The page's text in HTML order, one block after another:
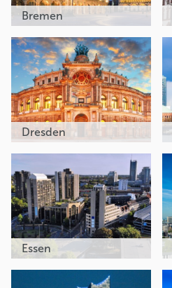
Bremen
Dresden
Essen